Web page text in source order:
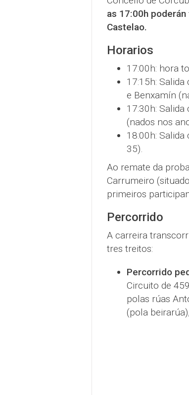
as 17:00h
Castelao.
Horarios
17:00h: hora
17:15h:
e Benxamín
17:30h:
(nados nos
18:00h:
35).
Ao remate da
Carrumeiro
primeiros
Percorrido
A carreira
tres treitos:
Percorrido
Circuito de
polas rúas
(pola